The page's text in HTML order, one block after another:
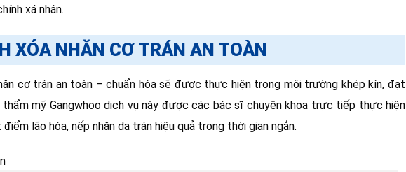
xá nhân.
XÓA NHĂN CƠ TRÁN AN TOÀN
cơ trán an toàn – chuẩn hóa sẽ được thực hiện trong môi trường khép kín, đạt
thẩm mỹ Gangwhoo dịch vụ này được các bác sĩ chuyên khoa trực tiếp thực hiện
lão hóa, nếp nhăn da trán hiệu quả trong thời gian ngắn.